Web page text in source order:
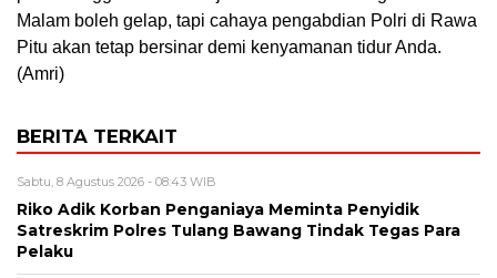
Malam boleh gelap, tapi cahaya pengabdian Polri di Rawa
Pitu akan tetap bersinar demi kenyamanan tidur Anda.
(Amri)
BERITA TERKAIT
Sabtu, 8 Agustus 2026 - 08:43 WIB
Riko Adik Korban Penganiaya Meminta Penyidik
Satreskrim Polres Tulang Bawang Tindak Tegas Para
Pelaku